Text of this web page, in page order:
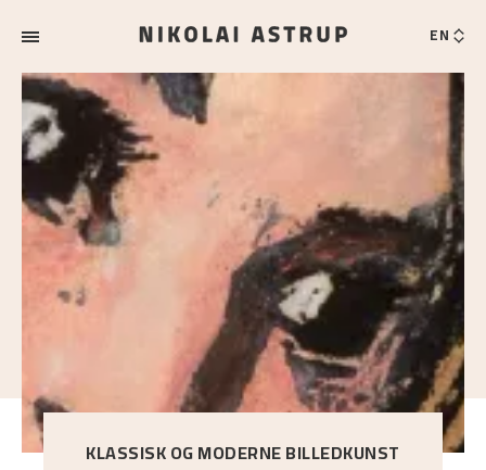
EN
KLASSISK OG MODERNE BILLEDKUNST